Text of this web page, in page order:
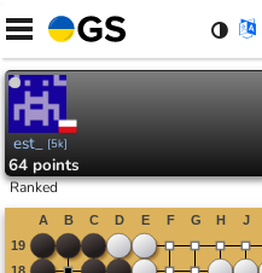
Skip
content
est_ [5k]
64 points
Ranked